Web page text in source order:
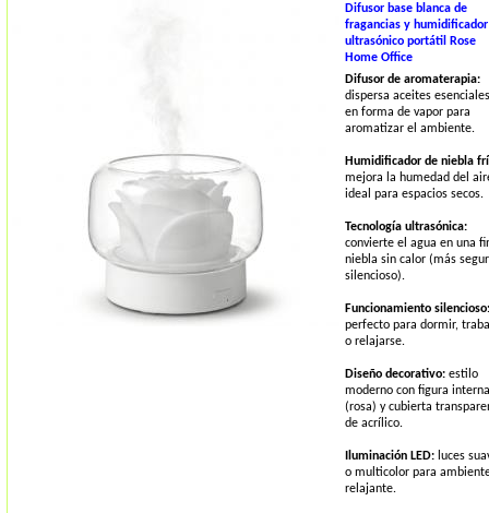
Difusor base blanca de
fragancias y humidificador
ultrasónico portátil Rose
Home Office
Difusor de aromaterapia:
dispersa aceites esenciales
en forma de vapor para
aromatizar el ambiente.
Humidificador de niebla
mejora la humedad del
ideal para espacios secos.
Tecnología ultrasónica:
convierte el agua en una
niebla sin calor (más
silencioso).
Funcionamiento silencioso:
perfecto para dormir,
o relajarse.
Diseño decorativo: estilo
moderno con figura interna
(rosa) y cubierta
de acrílico.
Iluminación LED: luces
o multicolor para
relajante.